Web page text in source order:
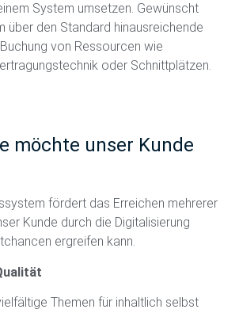
System umsetzen. Gewünscht
über den Standard hinausreichende
von Ressourcen wie
oder Schnittplätzen.
möchte unser Kunde
fördert das Erreichen mehrerer
Kunde durch die Digitalisierung
ergreifen kann.
Themen für inhaltlich selbst